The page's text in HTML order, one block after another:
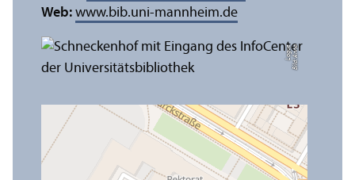
Bil
d:
A
n
n
a
L
o
g
u
e
Web: www.bib.uni-mannheim.de